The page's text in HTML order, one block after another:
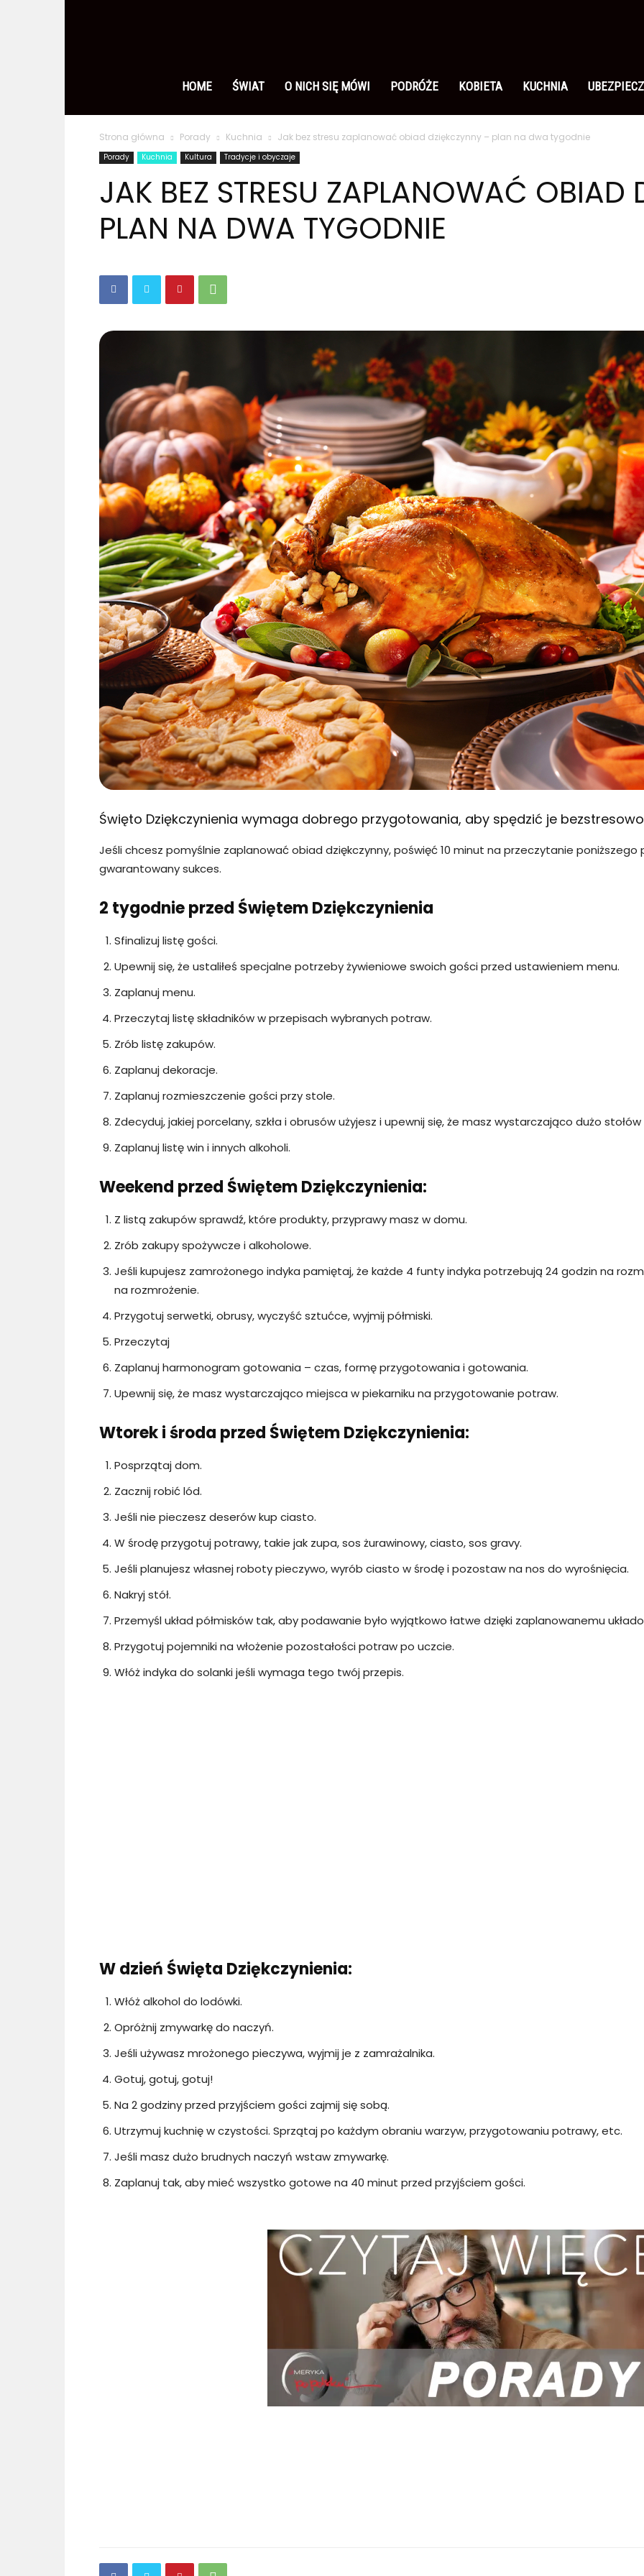
polsku
HOME ŚWIAT O NICH SIĘ MÓWI PODRÓŻE KOBIETA KUCHNIA
Strona główna Porady Kuchnia Jak bez stresu zaplanować obiad dziękczynny – plan na dwa tygodnie
Porady Kuchnia Kultura Tradycje i obyczaje
JAK BEZ STRESU ZAPLANOWAĆ OBIAD
PLAN NA DWA TYGODNIE
Święto Dziękczynienia wymaga dobrego przygotowania, aby spędzić je
Jeśli chcesz pomyślnie zaplanować obiad dziękczynny, poświęć 10 minut na przeczytanie
gwarantowany sukces.
2 tygodnie przed Świętem Dziękczynienia
Sfinalizuj listę gości.
Upewnij się, że ustaliłeś specjalne potrzeby żywieniowe swoich gości przed ustawieniem menu.
Zaplanuj menu.
Przeczytaj listę składników w przepisach wybranych potraw.
Zrób listę zakupów.
Zaplanuj dekoracje.
Zaplanuj rozmieszczenie gości przy stole.
Zdecyduj, jakiej porcelany, szkła i obrusów użyjesz i upewnij się, że masz wystarczająco dużo stołów
Zaplanuj listę win i innych alkoholi.
Weekend przed Świętem Dziękczynienia:
Z listą zakupów sprawdź, które produkty, przyprawy masz w domu.
Zrób zakupy spożywcze i alkoholowe.
Jeśli kupujesz zamrożonego indyka pamiętaj, że każde 4 funty indyka potrzebują 24 godzin na
na rozmrożenie.
Przygotuj serwetki, obrusy, wyczyść sztućce, wyjmij półmiski.
Przeczytaj
Zaplanuj harmonogram gotowania – czas, formę przygotowania i gotowania.
Upewnij się, że masz wystarczająco miejsca w piekarniku na przygotowanie potraw.
Wtorek i środa przed Świętem Dziękczynienia:
Posprzątaj dom.
Zacznij robić lód.
Jeśli nie pieczesz deserów kup ciasto.
W środę przygotuj potrawy, takie jak zupa, sos żurawinowy, ciasto, sos gravy.
Jeśli planujesz własnej roboty pieczywo, wyrób ciasto w środę i pozostaw na nos do wyrośnięcia.
Nakryj stół.
Przemyśl układ półmisków tak, aby podawanie było wyjątkowo łatwe dzięki zaplanowanemu
Przygotuj pojemniki na włożenie pozostałości potraw po uczcie.
Włóż indyka do solanki jeśli wymaga tego twój przepis.
W dzień Święta Dziękczynienia:
Włóż alkohol do lodówki.
Opróżnij zmywarkę do naczyń.
Jeśli używasz mrożonego pieczywa, wyjmij je z zamrażalnika.
Gotuj, gotuj, gotuj!
Na 2 godziny przed przyjściem gości zajmij się sobą.
Utrzymuj kuchnię w czystości. Sprzątaj po każdym obraniu warzyw, przygotowaniu potrawy, etc.
Jeśli masz dużo brudnych naczyń wstaw zmywarkę.
Zaplanuj tak, aby mieć wszystko gotowe na 40 minut przed przyjściem gości.